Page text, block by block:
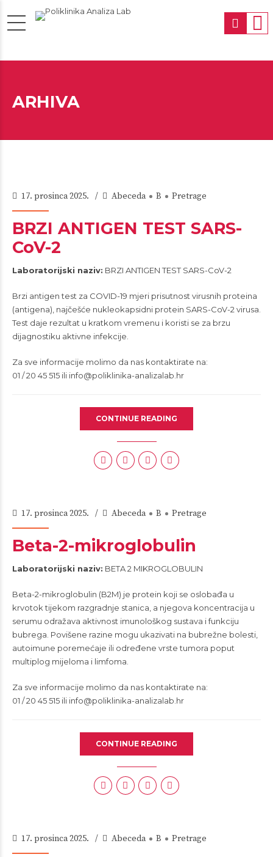
ARHIVA
17. prosinca 2025. Abeceda B Pretrage
BRZI ANTIGEN TEST SARS-
CoV-2
Laboratorijski naziv: BRZI ANTIGEN TEST SARS-CoV-2
Brzi antigen test za COVID-19 mjeri prisutnost virusnih proteina
(antigena), najčešće nukleokapsidni protein SARS-CoV-2 virusa.
Test daje rezultat u kratkom vremenu i koristi se za brzu
dijagnostiku aktivne infekcije.
Za sve informacije molimo da nas kontaktirate na:
01 / 20 45 515 ili info@poliklinika-analizalab.hr
CONTINUE READING
17. prosinca 2025. Abeceda B Pretrage
Beta-2-mikroglobulin
Laboratorijski naziv: BETA 2 MIKROGLOBULIN
Beta-2-mikroglobulin (B2M) je protein koji se oslobađa u
krvotok tijekom razgradnje stanica, a njegova koncentracija u
serumu odražava aktivnost imunološkog sustava i funkciju
bubrega. Povišene razine mogu ukazivati na bubrežne bolesti,
autoimune poremećaje ili određene vrste tumora poput
multiplog mijeloma i limfoma.
Za sve informacije molimo da nas kontaktirate na:
01 / 20 45 515 ili info@poliklinika-analizalab.hr
CONTINUE READING
17. prosinca 2025. Abeceda B Pretrage